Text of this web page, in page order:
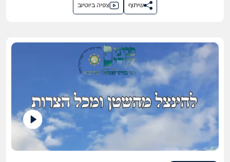
צפיה ביוטיוב שיתוף